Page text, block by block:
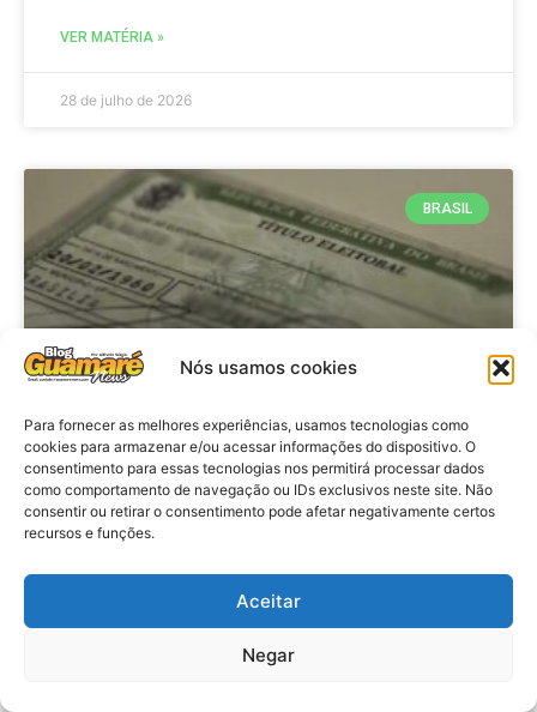
Nós usamos cookies
Para fornecer as melhores experiências, usamos tecnologias como
cookies para armazenar e/ou acessar informações do dispositivo. O
consentimento para essas tecnologias nos permitirá processar dados
como comportamento de navegação ou IDs exclusivos neste site. Não
consentir ou retirar o consentimento pode afetar negativamente certos
recursos e funções.
Aceitar
Negar
VER MATÉRIA »
28 de julho de 2026
BRASIL
Brasil: Policia Federal investiga
753 casos de crimes eleitorais
antes das eleições